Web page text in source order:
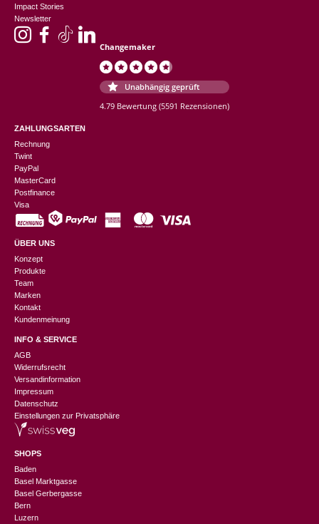
Impact Stories
Newsletter
Changemaker
Unabhängig geprüft
4.79 Bewertung (5591 Rezensionen)
ZAHLUNGSARTEN
Rechnung
Twint
PayPal
MasterCard
Postfinance
Visa
ÜBER UNS
Konzept
Produkte
Team
Marken
Kontakt
Kundenmeinung
INFO & SERVICE
AGB
Widerrufsrecht
Versandinformation
Impressum
Datenschutz
Einstellungen zur Privatsphäre
SHOPS
Baden
Basel Marktgasse
Basel Gerbergasse
Bern
Luzern